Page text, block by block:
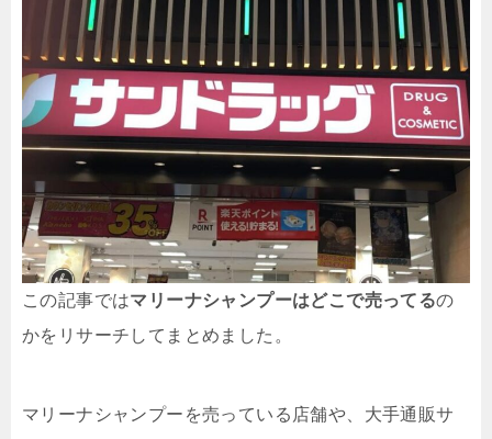
この記事ではマリーナシャンプーはどこで売ってるの
かをリサーチしてまとめました。
マリーナシャンプーを売っている店舗や、大手通販サ